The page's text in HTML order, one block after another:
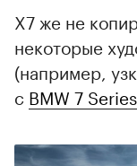
X7 же не
некоторые
(например,
с BMW 7 Series